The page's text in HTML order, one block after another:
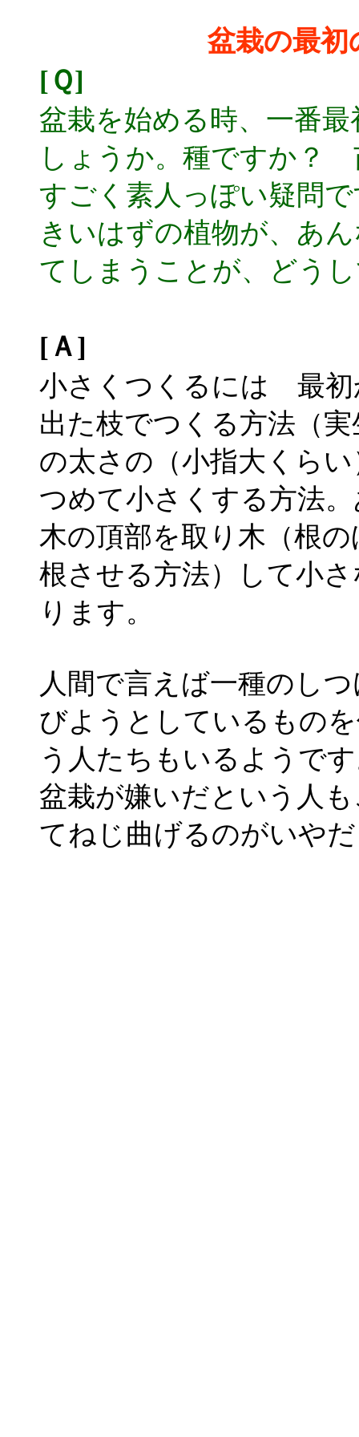
盆栽の最
[Ｑ]
盆栽を始める時、一番
しょうか。種ですか？
すごく素人っぽい疑問
きいはずの植物が、あ
てしまうことが、どう
[Ａ]
小さくつくるには 最初
出た枝でつくる方法（
の太さの（小指大くら
つめて小さくする方法
木の頂部を取り木（根
根させる方法）して小
ります。
人間で言えば一種のし
びようとしているもの
う人たちもいるようで
盆栽が嫌いだという人
てねじ曲げるのがいや